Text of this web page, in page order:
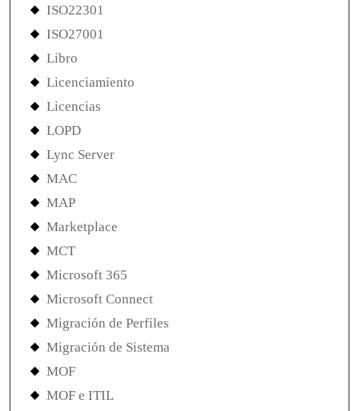
ISO22301
ISO27001
Libro
Licenciamiento
Licencias
LOPD
Lync Server
MAC
MAP
Marketplace
MCT
Microsoft 365
Microsoft Connect
Migración de Perfiles
Migración de Sistema
MOF
MOF e ITIL